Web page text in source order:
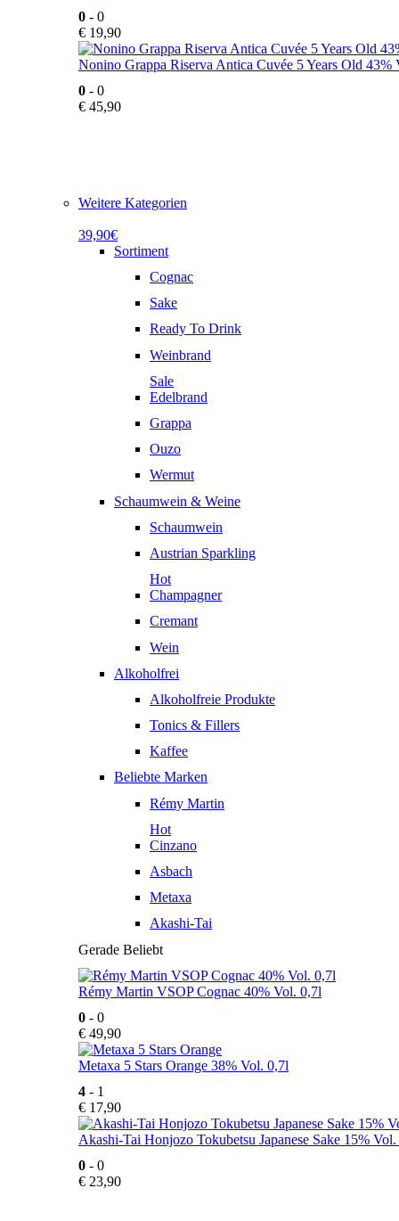
0 - 0
€ 19,90
Nonino Grappa Riserva Antica Cuvée 5 Years Old 43%
0 - 0
€ 45,90
Weitere Kategorien
39,90€
Sortiment
Cognac
Sake
Ready To Drink
Weinbrand
Sale
Edelbrand
Grappa
Ouzo
Wermut
Schaumwein & Weine
Schaumwein
Austrian Sparkling
Hot
Champagner
Cremant
Wein
Alkoholfrei
Alkoholfreie Produkte
Tonics & Fillers
Kaffee
Beliebte Marken
Rémy Martin
Hot
Cinzano
Asbach
Metaxa
Akashi-Tai
Gerade Beliebt
Rémy Martin VSOP Cognac 40% Vol. 0,7l
0 - 0
€ 49,90
Metaxa 5 Stars Orange 38% Vol. 0,7l
4 - 1
€ 17,90
Akashi-Tai Honjozo Tokubetsu Japanese Sake 15%
0 - 0
€ 23,90